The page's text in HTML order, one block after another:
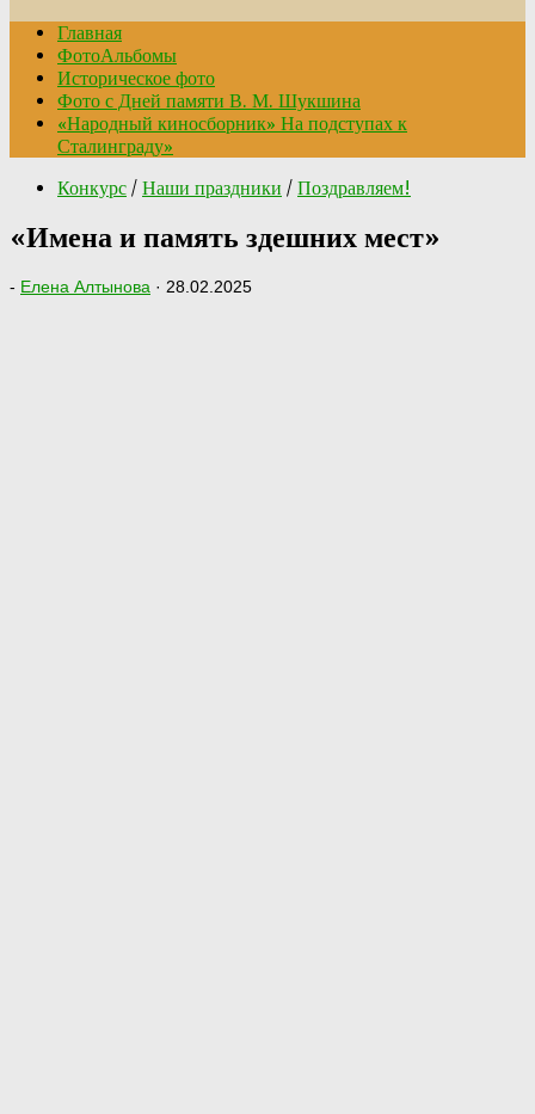
Главная
ФотоАльбомы
Историческое фото
Фото с Дней памяти В. М. Шукшина
«Народный киносборник» На подступах к
Сталинграду»
Конкурс / Наши праздники / Поздравляем!
«Имена и память здешних мест»
- Елена Алтынова · 28.02.2025